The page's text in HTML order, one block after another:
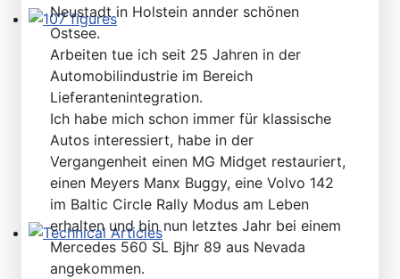
107 figures
Technical Articles
Neustadt in Holstein annder schönen
Ostsee.
Arbeiten tue ich seit 25 Jahren in der
Automobilindustrie im Bereich
Lieferantenintegration.
Ich habe mich schon immer für klassische
Autos interessiert, habe in der
Vergangenheit einen MG Midget restauriert,
einen Meyers Manx Buggy, eine Volvo 142
im Baltic Circle Rally Modus am Leben
erhalten und bin nun letztes Jahr bei einem
Mercedes 560 SL Bjhr 89 aus Nevada
angekommen.